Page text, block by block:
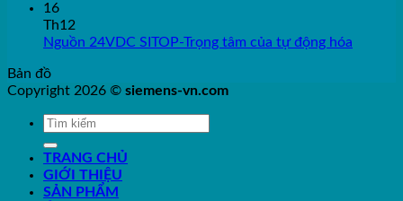
16
Th12
Nguồn 24VDC SITOP-Trọng tâm của tự động hóa
Bản đồ
Copyright 2026 © siemens-vn.com
TRANG CHỦ
GIỚI THIỆU
SẢN PHẨM